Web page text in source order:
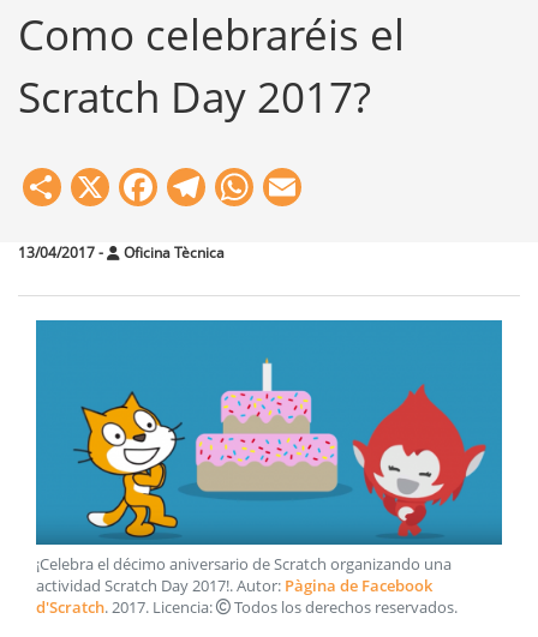
Formación
Herramientas
Como celebraréis el
Scratch Day 2017?
Share
X Facebook
Telegram
WhatsApp
13/04/2017- Oficina Tècnica
¡Celebra el décimo aniversario de Scratch organizando una
actividad Scratch Day 2017!. Autor: Pàgina de Facebook
d'Scratch.2017. Licencia: Todos los derechos reservados.